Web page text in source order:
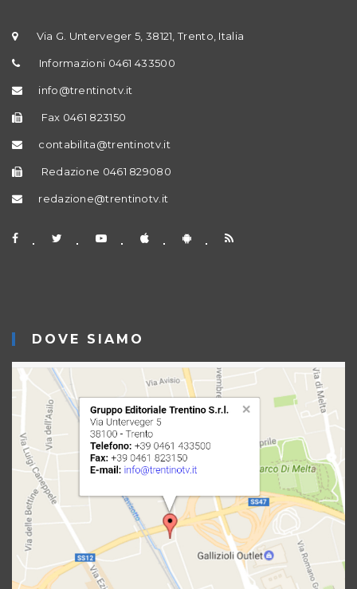
Via G. Unterveger 5, 38121, Trento, Italia
Informazioni 0461 433500
info@trentinotv.it
Fax 0461 823150
contabilita@trentinotv.it
Redazione 0461 829080
redazione@trentinotv.it
DOVE SIAMO